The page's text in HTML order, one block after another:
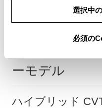
選択中
必須の
ーモデル
ハイブリッド